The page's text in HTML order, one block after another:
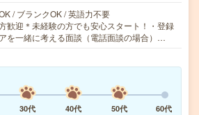
/ ブランクOK / 英語力不要
歓迎＊未経験の方でも安心スタート！・登録
を一緒に考える面談（電話面談の場合）…
30代 40代 50代
60代